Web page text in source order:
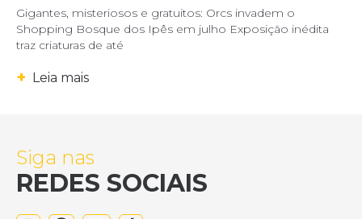
Gigantes, misteriosos e gratuitos: Orcs invadem o
Shopping Bosque dos Ipês em julho Exposição inédita
traz criaturas de até
+ Leia mais
Siga nas
REDES SOCIAIS